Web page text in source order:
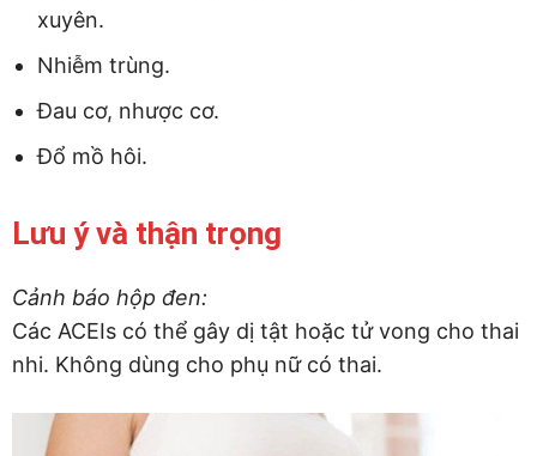
xuyên.
Nhiễm trùng.
Đau cơ, nhược cơ.
Đổ mồ hôi.
Lưu ý và thận trọng
Cảnh báo hộp đen:
Các ACEIs có thể gây dị tật hoặc tử vong cho thai
nhi. Không dùng cho phụ nữ có thai.